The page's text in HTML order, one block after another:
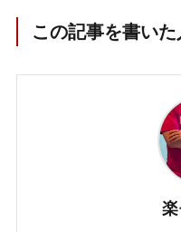
この記事を書いた